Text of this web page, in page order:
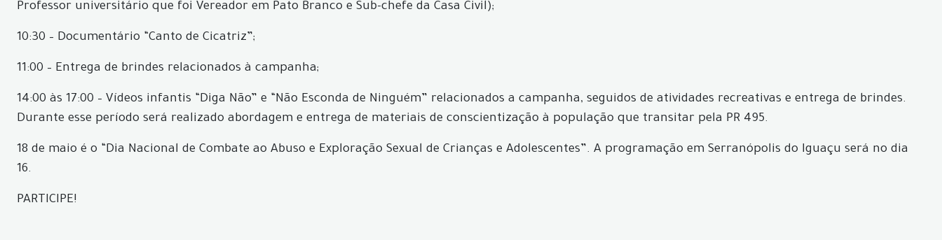
Professor universitário que foi Vereador em Pato Branco e Sub-chefe da Casa Civil);
10:30 – Documentário “Canto de Cicatriz”;
11:00 – Entrega de brindes relacionados à campanha;
14:00 às 17:00 – Vídeos infantis “Diga Não” e “Não Esconda de Ninguém” relacionados a campanha, seguidos de atividades recreativas e entrega de brindes.
Durante esse período será realizado abordagem e entrega de materiais de conscientização à população que transitar pela PR 495.
18 de maio é o “Dia Nacional de Combate ao Abuso e Exploração Sexual de Crianças e Adolescentes”. A programação em Serranópolis do Iguaçu será no dia
16.
PARTICIPE!